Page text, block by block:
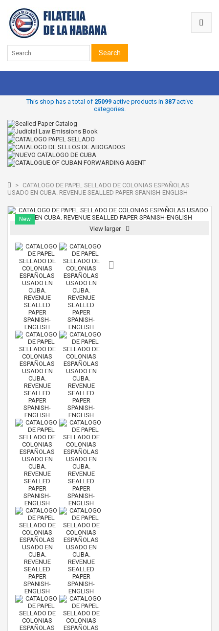
Search
This shop has a total of 25099active products in 387active
categories.
> CATALOGO DE PAPEL SELLADO DE COLONIAS ESPAÑOLAS
USADO EN CUBA. REVENUE SEALLED PAPER SPANISH-ENGLISH
New
View larger